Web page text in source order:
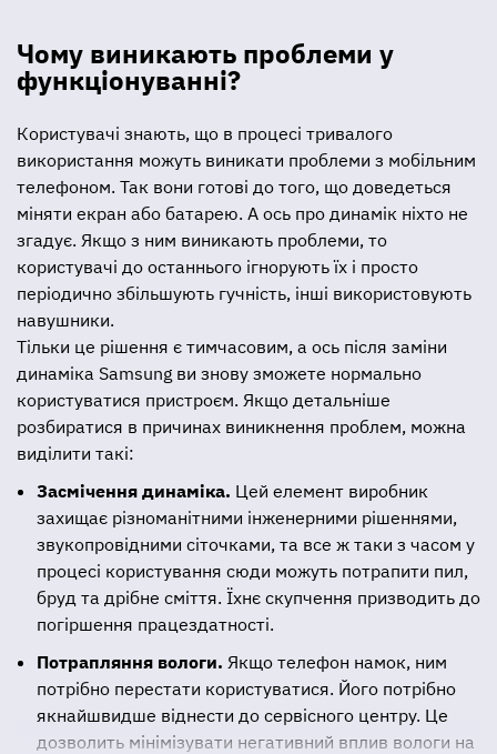
Чому виникають проблеми у
функціонуванні?
Користувачі знають, що в процесі тривалого
використання можуть виникати проблеми з мобільним
телефоном. Так вони готові до того, що доведеться
міняти екран або батарею. А ось про динамік ніхто не
згадує. Якщо з ним виникають проблеми, то
користувачі до останнього ігнорують їх і просто
періодично збільшують гучність, інші використовують
навушники.
Тільки це рішення є тимчасовим, а ось після заміни
динаміка Samsung ви знову зможете нормально
користуватися пристроєм. Якщо детальніше
розбиратися в причинах виникнення проблем, можна
виділити такі:
Засмічення динаміка. Цей елемент виробник
захищає різноманітними інженерними рішеннями,
звукопровідними сіточками, та все ж таки з часом у
процесі користування сюди можуть потрапити пил,
бруд та дрібне сміття. Їхнє скупчення призводить до
погіршення працездатності.
Потрапляння вологи. Якщо телефон намок, ним
потрібно перестати користуватися. Його потрібно
якнайшвидше віднести до сервісного центру. Це
дозволить мінімізувати негативний вплив вологи на